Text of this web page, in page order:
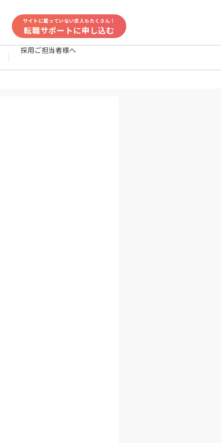
サイトに載っていない求人もたくさん！
転職サポートに申し込む
採用ご担当者様へ